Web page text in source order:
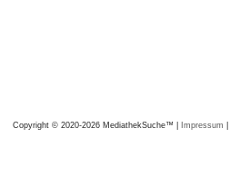
Copyright © 2020-2026 MediathekSuche™ | Impressum |